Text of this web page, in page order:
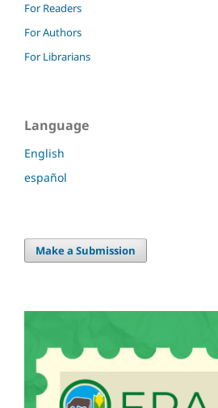
For Readers
For Authors
For Librarians
Language
English
español
Make a Submission